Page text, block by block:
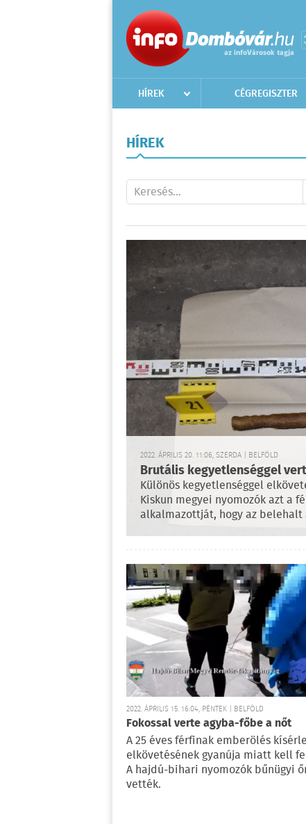
HÍREK CÉGREGISZTER
HÍREK
2022. ÁPRILIS 20. 11:06, SZERDA | BELFÖLD
Brutális kegyetlenséggel
Különös kegyetlenséggel
Kiskun megyei nyomozók azt a
alkalmazottját, hogy az belehalt
2022. ÁPRILIS 15. 16:04, PÉNTEK | BELFÖLD
Fokossal verte agyba-főbe a nőt
A 25 éves férfinak emberölés
elkövetésének gyanúja miatt kell
A hajdú-bihari nyomozók bűnügyi
vették.